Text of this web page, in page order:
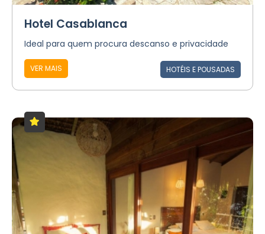
Hotel Casablanca
Ideal para quem procura descanso e privacidade
VER MAIS HOTÉIS E POUSADAS